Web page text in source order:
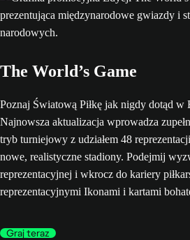
The World’s Game
Poznaj Światową Piłkę jak nigdy dotąd
Najnowsza aktualizacja wprowadza
tryb turniejowy z udziałem 48
nowe, realistyczne stadiony. Podejmij
reprezentacyjnej i wkrocz do kariery
reprezentacyjnymi Ikonami i kartami
Graj teraz